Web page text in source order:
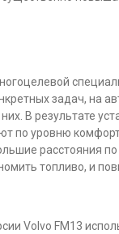
задач, на
В результате
по уровню
расстояния
топливо, и
Volvo FM13